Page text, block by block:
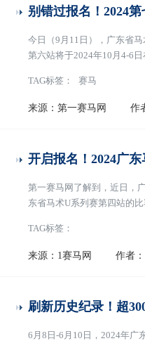
别错过报名！2024
今日（9月11日），广东省
第六站将于2024年10月4-6
TAG标签： 赛马
来源：第一赛马网 作
开启报名！2024广
第一赛马网了解到，近日，
东省马术U系列赛第四站的
共有十项，分别是：盛装舞
TAG标签：
来源：1赛马网 作者
刷新历史纪录！超
6月8日-6月10日，2024年广